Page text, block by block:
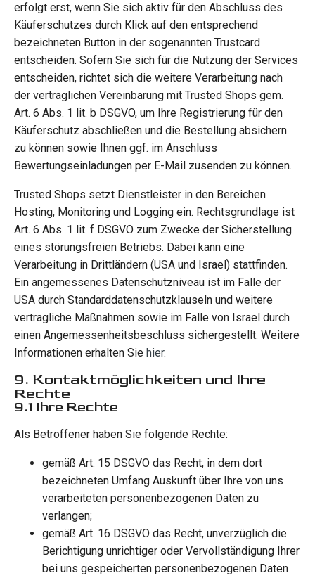
erfolgt erst, wenn Sie sich aktiv für den Abschluss des
Käuferschutzes durch Klick auf den entsprechend
bezeichneten Button in der sogenannten Trustcard
entscheiden. Sofern Sie sich für die Nutzung der Services
entscheiden, richtet sich die weitere Verarbeitung nach
der vertraglichen Vereinbarung mit Trusted Shops gem.
Art. 6 Abs. 1 lit. b DSGVO, um Ihre Registrierung für den
Käuferschutz abschließen und die Bestellung absichern
zu können sowie Ihnen ggf. im Anschluss
Bewertungseinladungen per E-Mail zusenden zu können.
Trusted Shops setzt Dienstleister in den Bereichen
Hosting, Monitoring und Logging ein. Rechtsgrundlage ist
Art. 6 Abs. 1 lit. f DSGVO zum Zwecke der Sicherstellung
eines störungsfreien Betriebs. Dabei kann eine
Verarbeitung in Drittländern (USA und Israel) stattfinden.
Ein angemessenes Datenschutzniveau ist im Falle der
USA durch Standarddatenschutzklauseln und weitere
vertragliche Maßnahmen sowie im Falle von Israel durch
einen Angemessenheitsbeschluss sichergestellt. Weitere
Informationen erhalten Sie hier.
9. Kontaktmöglichkeiten und Ihre
Rechte
9.1 Ihre Rechte
Als Betroffener haben Sie folgende Rechte:
gemäß Art. 15 DSGVO das Recht, in dem dort
bezeichneten Umfang Auskunft über Ihre von uns
verarbeiteten personenbezogenen Daten zu
verlangen;
gemäß Art. 16 DSGVO das Recht, unverzüglich die
Berichtigung unrichtiger oder Vervollständigung Ihrer
bei uns gespeicherten personenbezogenen Daten